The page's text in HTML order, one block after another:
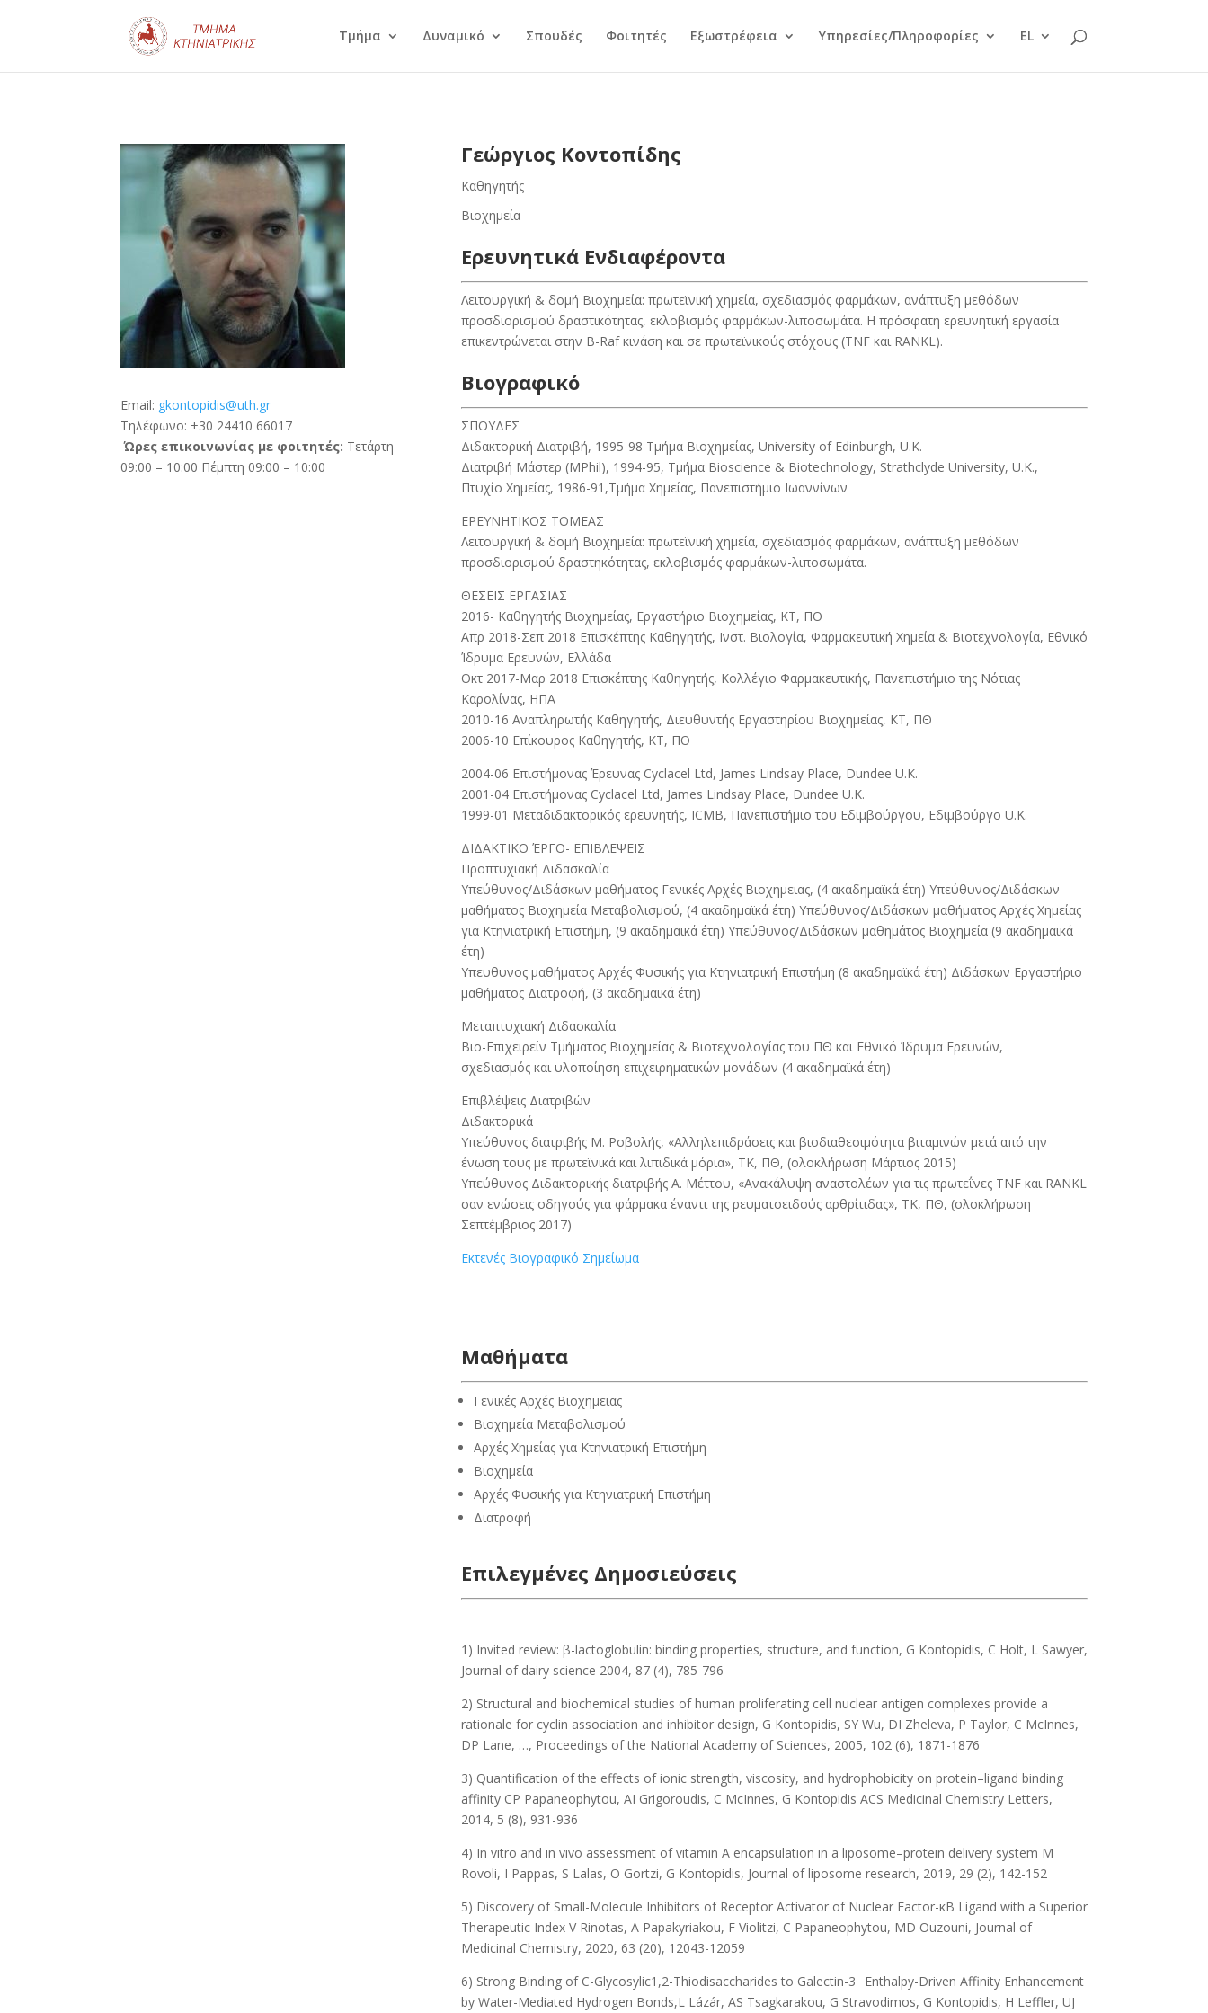
Τμήμα Δυναμικό Σπουδές Φοιτητές Εξωστρέφεια Υπηρεσίες/Πληροφορίες EL
Email: gkontopidis@uth.gr
Τηλέφωνο: +30 24410 66017
Ώρες επικοινωνίας με φοιτητές: Τετάρτη
09:00 – 10:00 Πέμπτη 09:00 – 10:00
Γεώργιος Κοντοπίδης
Καθηγητής
Βιοχημεία
Ερευνητικά Ενδιαφέροντα
Λειτουργική & δομή Βιοχημεία: πρωτεϊνική χημεία, σχεδιασμός φαρμάκων, ανάπτυξη μεθόδων
προσδιορισμού δραστικότητας, εκλοβισμός φαρμάκων-λιποσωμάτα. Η πρόσφατη ερευνητική εργασία
επικεντρώνεται στην B-Raf κινάση και σε πρωτεϊνικούς στόχους (TNF και RANKL).
Βιογραφικό
ΣΠΟΥΔΕΣ
Διδακτορική Διατριβή, 1995-98 Τμήμα Βιοχημείας, University of Edinburgh, U.K.
Διατριβή Μάστερ (MPhil), 1994-95, Τμήμα Bioscience & Biotechnology, Strathclyde University, U.K.,
Πτυχίο Χημείας, 1986-91,Τμήμα Χημείας, Πανεπιστήμιο Ιωαννίνων
ΕΡΕΥNHTΙΚΟΣ ΤΟΜΕΑΣ
Λειτουργική & δομή Βιοχημεία: πρωτεϊνική χημεία, σχεδιασμός φαρμάκων, ανάπτυξη μεθόδων
προσδιορισμού δραστηκότητας, εκλοβισμός φαρμάκων-λιποσωμάτα.
ΘΕΣΕΙΣ ΕΡΓΑΣΙΑΣ
2016- Καθηγητής Βιοχημείας, Εργαστήριο Βιοχημείας, ΚΤ, ΠΘ
Απρ 2018-Σεπ 2018 Επισκέπτης Καθηγητής, Ινστ. Βιολογία, Φαρμακευτική Χημεία & Βιοτεχνολογία, Εθνικό
Ίδρυμα Ερευνών, Ελλάδα
Οκτ 2017-Μαρ 2018 Επισκέπτης Καθηγητής, Κολλέγιο Φαρμακευτικής, Πανεπιστήμιο της Νότιας
Καρολίνας, ΗΠΑ
2010-16 Αναπληρωτής Καθηγητής, Διευθυντής Εργαστηρίου Βιοχημείας, ΚΤ, ΠΘ
2006-10 Επίκουρος Καθηγητής, ΚΤ, ΠΘ
2004-06 Επιστήμονας Έρευνας Cyclacel Ltd, James Lindsay Place, Dundee U.K.
2001-04 Επιστήμονας Cyclacel Ltd, James Lindsay Place, Dundee U.K.
1999-01 Μεταδιδακτορικός ερευνητής, ICMB, Πανεπιστήμιο του Εδιμβούργου, Εδιμβούργο U.K.
ΔΙΔΑΚΤΙΚΟ ΈΡΓΟ- ΕΠΙΒΛΕΨΕΙΣ
Προπτυχιακή Διδασκαλία
Υπεύθυνος/Διδάσκων μαθήματος Γενικές Αρχές Βιοχημειας, (4 ακαδημαϊκά έτη) Υπεύθυνος/Διδάσκων
μαθήματος Βιοχημεία Μεταβολισμού, (4 ακαδημαϊκά έτη) Υπεύθυνος/Διδάσκων μαθήματος Αρχές Χημείας
για Κτηνιατρική Επιστήμη, (9 ακαδημαϊκά έτη) Υπεύθυνος/Διδάσκων μαθημάτος Βιοχημεία (9 ακαδημαϊκά
έτη)
Υπευθυνος μαθήματος Αρχές Φυσικής για Κτηνιατρική Επιστήμη (8 ακαδημαϊκά έτη) Διδάσκων Εργαστήριο
μαθήματος Διατροφή, (3 ακαδημαϊκά έτη)
Μεταπτυχιακή Διδασκαλία
Βιο-Επιχειρείν Τμήματος Βιοχημείας & Βιοτεχνολογίας του ΠΘ και Εθνικό Ίδρυμα Ερευνών,
σχεδιασμός και υλοποίηση επιχειρηματικών μονάδων (4 ακαδημαϊκά έτη)
Επιβλέψεις Διατριβών
Διδακτορικά
Υπεύθυνος διατριβής Μ. Ροβολής, «Αλληλεπιδράσεις και βιοδιαθεσιμότητα βιταμινών μετά από την
ένωση τους με πρωτεϊνικά και λιπιδικά μόρια», ΤΚ, ΠΘ, (ολοκλήρωση Μάρτιος 2015)
Υπεύθυνος Διδακτορικής διατριβής Α. Μέττου, «Ανακάλυψη αναστολέων για τις πρωτεΐνες TNF και RANKL
σαν ενώσεις οδηγούς για φάρμακα έναντι της ρευματοειδoύς αρθρίτιδας», ΤΚ, ΠΘ, (ολοκλήρωση
Σεπτέμβριος 2017)
Eκτενές Βιογραφικό Σημείωμα
Μαθήματα
Γενικές Αρχές Βιοχημειας
Βιοχημεία Μεταβολισμού
Αρχές Χημείας για Κτηνιατρική Επιστήμη
Βιοχημεία
Αρχές Φυσικής για Κτηνιατρική Επιστήμη
Διατροφή
Επιλεγμένες Δημοσιεύσεις
1) Invited review: β-lactoglobulin: binding properties, structure, and function, G Kontopidis, C Holt, L Sawyer,
Journal of dairy science 2004, 87 (4), 785-796
2) Structural and biochemical studies of human proliferating cell nuclear antigen complexes provide a
rationale for cyclin association and inhibitor design, G Kontopidis, SY Wu, DI Zheleva, P Taylor, C McInnes,
DP Lane, …, Proceedings of the National Academy of Sciences, 2005, 102 (6), 1871-1876
3) Quantification of the effects of ionic strength, viscosity, and hydrophobicity on protein–ligand binding
affinity CP Papaneophytou, AI Grigoroudis, C McInnes, G Kontopidis ACS Medicinal Chemistry Letters,
2014, 5 (8), 931-936
4) In vitro and in vivo assessment of vitamin A encapsulation in a liposome–protein delivery system M
Rovoli, I Pappas, S Lalas, O Gortzi, G Kontopidis, Journal of liposome research, 2019, 29 (2), 142-152
5) Discovery of Small-Molecule Inhibitors of Receptor Activator of Nuclear Factor-κB Ligand with a Superior
Therapeutic Index V Rinotas, A Papakyriakou, F Violitzi, C Papaneophytou, MD Ouzouni, Journal of
Medicinal Chemistry, 2020, 63 (20), 12043-12059
6) Strong Binding of C-Glycosylic1,2-Thiodisaccharides to Galectin-3─Enthalpy-Driven Affinity Enhancement
by Water-Mediated Hydrogen Bonds,L Lázár, AS Tsagkarakou, G Stravodimos, G Kontopidis, H Leffler, UJ